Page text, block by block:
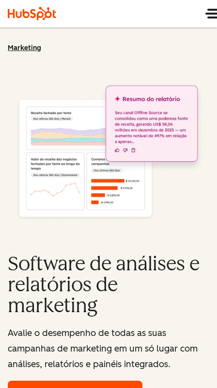
Marketing
Software de análises e
relatórios de
marketing
Avalie o desempenho de todas as suas
campanhas de marketing em um só lugar com
análises, relatórios e painéis integrados.